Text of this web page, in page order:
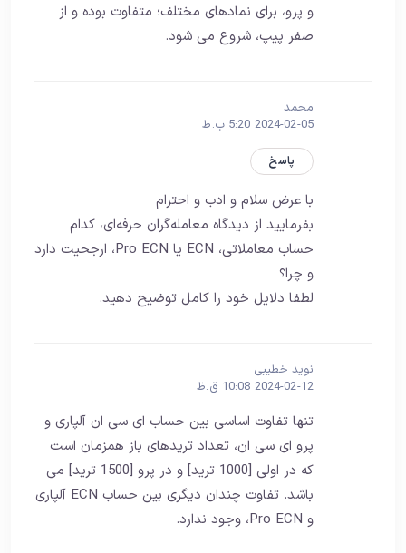
و پرو، برای نمادهای مختلف؛ متفاوت بوده و از
صفر پیپ، شروع می شود.
محمد
2024-02-05 5:20 ب.ظ
پاسخ
با عرض سلام و ادب و احترام
بفرمایید از دیدگاه معامله‌گران حرفه‌ای، کدام
حساب معاملاتی، ECN یا Pro ECN، ارجحیت دارد
و چرا؟
لطفا دلایل خود را کامل توضیح دهید.
نوید خطیبی
2024-02-12 10:08 ق.ظ
تنها تفاوت اساسی بین حساب ای سی ان آلپاری و
پرو ای سی ان، تعداد تریدهای باز همزمان است
که در اولی [1000 ترید] و در پرو [1500 ترید] می
باشد. تفاوت چندان دیگری بین حساب ECN آلپاری
و Pro ECN، وجود ندارد.